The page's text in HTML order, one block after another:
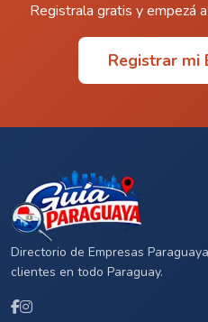
Registrala gratis y empezá
Registrar mi
Directorio de Empresas
clientes en todo Paraguay.